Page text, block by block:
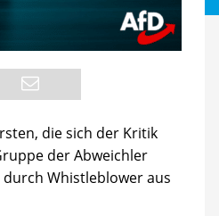
die sich der Kritik
der Abweichler
Whistleblower aus